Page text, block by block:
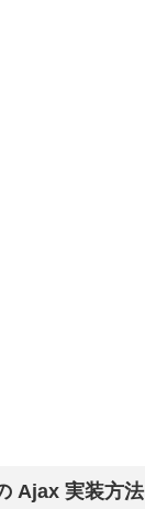
Ajax 実装方法